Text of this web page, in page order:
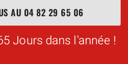
AU 04 82 29 65 06
Jours dans l'année !